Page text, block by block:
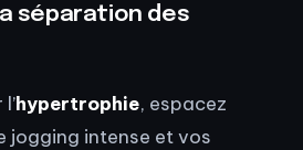
séparation des
hypertrophie, espacez
jogging intense et vos